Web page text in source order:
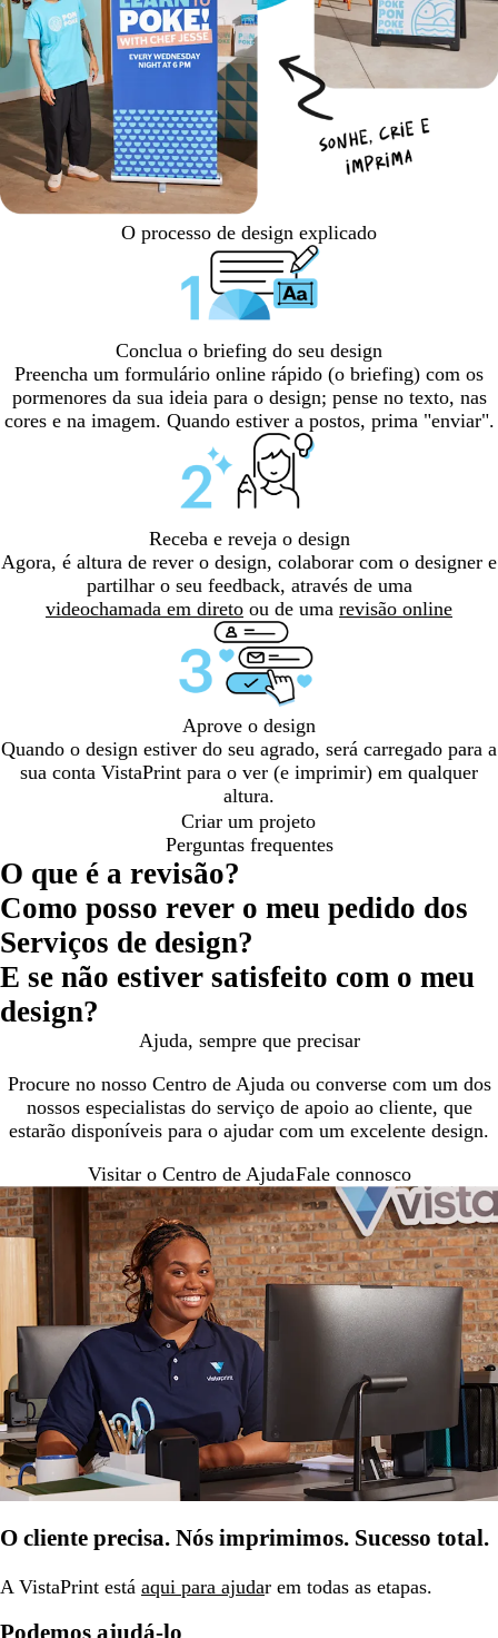
O processo de design explicado
Conclua o briefing do seu design
Preencha um formulário online rápido (o briefing) com os
pormenores da sua ideia para o design; pense no texto, nas
cores e na imagem. Quando estiver a postos, prima "enviar".
Receba e reveja o design
Agora, é altura de rever o design, colaborar com o designer e
partilhar o seu feedback, através de uma
videochamada em direto ou de uma revisão online
Aprove o design
Quando o design estiver do seu agrado, será carregado para a
sua conta VistaPrint para o ver (e imprimir) em qualquer
altura.
Criar um projeto
Perguntas frequentes
O que é a revisão?
Como posso rever o meu pedido dos
Serviços de design?
E se não estiver satisfeito com o meu
design?
Ajuda, sempre que precisar
Procure no nosso Centro de Ajuda ou converse com um dos
nossos especialistas do serviço de apoio ao cliente, que
estarão disponíveis para o ajudar com um excelente design.
Visitar o Centro de AjudaFale connosco
O cliente precisa. Nós imprimimos. Sucesso total.
A VistaPrint está aqui para ajudar em todas as etapas.
Podemos ajudá-lo